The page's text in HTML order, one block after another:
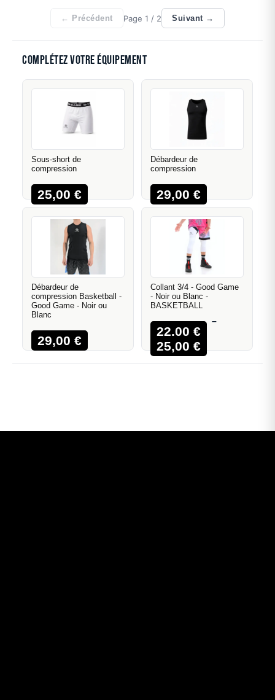
← Précédent Page1 / 2 Suivant →
Complétez votre équipement
Sous-short de
compression
25,00€
Débardeur de
compression
29,00€
Débardeur de
compression Basketball -
Good Game - Noir ou
Blanc
29,00€
Collant 3/4 - Good Game
- Noir ou Blanc -
BASKETBALL
22,00€
–
25,00€